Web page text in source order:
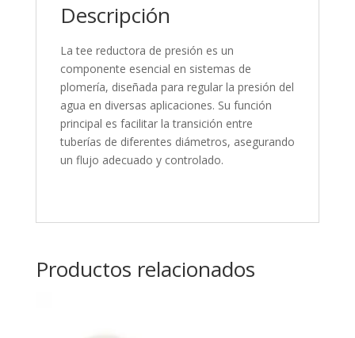
Descripción
La tee reductora de presión es un
componente esencial en sistemas de
plomería, diseñada para regular la presión del
agua en diversas aplicaciones. Su función
principal es facilitar la transición entre
tuberías de diferentes diámetros, asegurando
un flujo adecuado y controlado.
Productos relacionados